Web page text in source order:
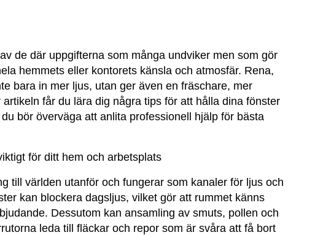
de där uppgifterna som många undviker men som gör
hemmets eller kontorets känsla och atmosfär. Rena,
bara in mer ljus, utan ger även en fräschare, mer
får du lära dig några tips för att hålla dina fönster
bör överväga att anlita professionell hjälp för bästa
för ditt hem och arbetsplats
till världen utanför och fungerar som kanaler för ljus och
kan blockera dagsljus, vilket gör att rummet känns
Dessutom kan ansamling av smuts, pollen och
leda till fläckar och repor som är svåra att få bort